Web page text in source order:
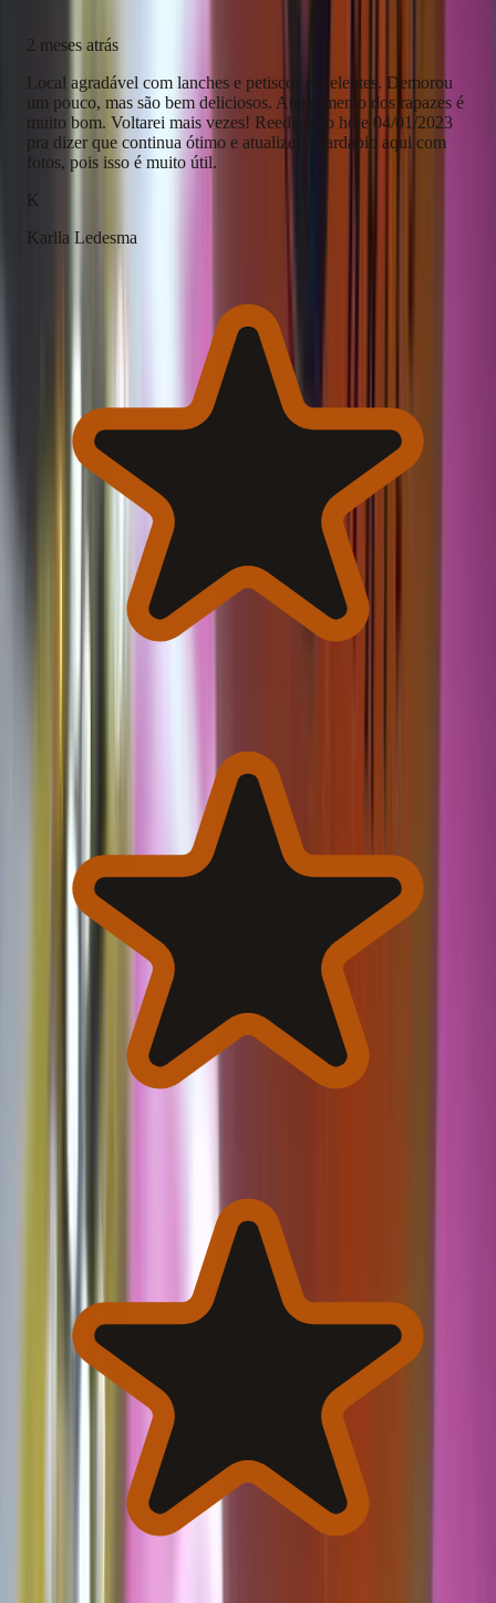
2 meses atrás
Local agradável com lanches e petiscos excelentes. Demorou
um pouco, mas são bem deliciosos. Atendimento dos rapazes é
muito bom. Voltarei mais vezes! Reeditando hoje 04/01/2023
pra dizer que continua ótimo e atualizei o cardápio aqui com
fotos, pois isso é muito útil.
K
Karlla Ledesma